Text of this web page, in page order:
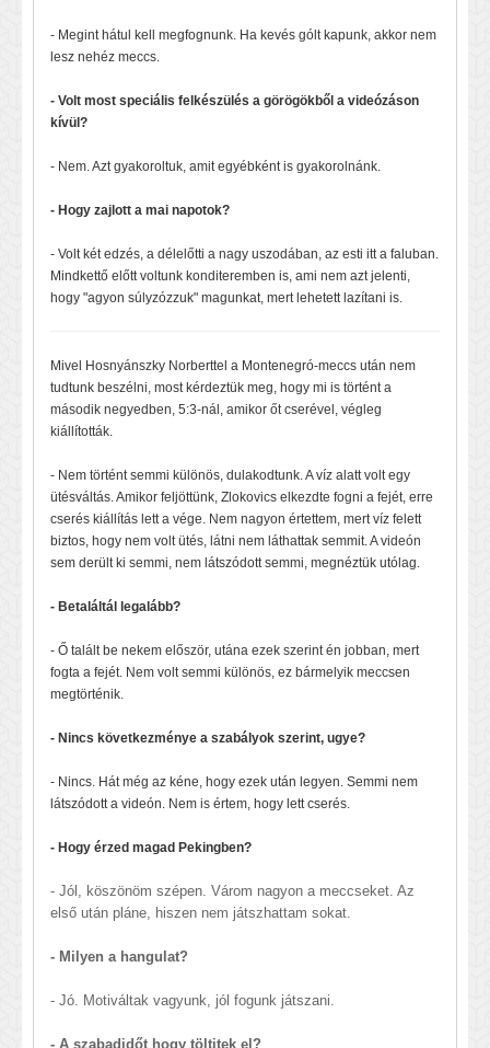
- Megint hátul kell megfognunk. Ha kevés gólt kapunk, akkor nem
lesz nehéz meccs.
- Volt most speciális felkészülés a görögökből a videózáson
kívül?
- Nem. Azt gyakoroltuk, amit egyébként is gyakorolnánk.
- Hogy zajlott a mai napotok?
- Volt két edzés, a délelőtti a nagy uszodában, az esti itt a faluban.
Mindkettő előtt voltunk konditeremben is, ami nem azt jelenti,
hogy "agyon súlyzózzuk" magunkat, mert lehetett lazítani is.
Mivel Hosnyánszky Norberttel a Montenegró-meccs után nem
tudtunk beszélni, most kérdeztük meg, hogy mi is történt a
második negyedben, 5:3-nál, amikor őt cserével, végleg
kiállították.
- Nem történt semmi különös, dulakodtunk. A víz alatt volt egy
ütésváltás. Amikor feljöttünk, Zlokovics elkezdte fogni a fejét, erre
cserés kiállítás lett a vége. Nem nagyon értettem, mert víz felett
biztos, hogy nem volt ütés, látni nem láthattak semmit. A videón
sem derült ki semmi, nem látszódott semmi, megnéztük utólag.
- Betaláltál legalább?
- Ő talált be nekem először, utána ezek szerint én jobban, mert
fogta a fejét. Nem volt semmi különös, ez bármelyik meccsen
megtörténik.
- Nincs következménye a szabályok szerint, ugye?
- Nincs. Hát még az kéne, hogy ezek után legyen. Semmi nem
látszódott a videón. Nem is értem, hogy lett cserés.
- Hogy érzed magad Pekingben?
- Jól, köszönöm szépen. Várom nagyon a meccseket. Az
első után pláne, hiszen nem játszhattam sokat.
- Milyen a hangulat?
- Jó. Motiváltak vagyunk, jól fogunk játszani.
- A szabadidőt hogy töltitek el?